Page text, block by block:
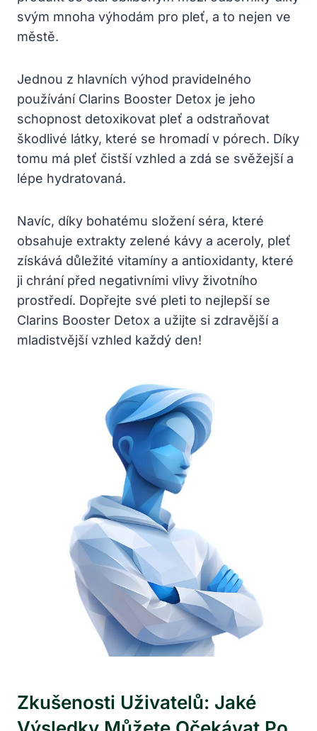
svým mnoha výhodám pro pleť, a to nejen ve
městě.
Jednou z hlavních výhod pravidelného
používání Clarins Booster Detox je jeho
schopnost detoxikovat pleť a odstraňovat
škodlivé látky, které se hromadí v pórech. Díky
tomu má pleť čistší vzhled a zdá se svěžejší a
lépe hydratovaná.
Navíc, díky bohatému složení séra, které
obsahuje extrakty zelené kávy a aceroly, pleť
získává důležité vitamíny a antioxidanty, které
ji chrání před negativními vlivy životního
prostředí. Dopřejte své pleti to nejlepší se
Clarins Booster Detox a užijte si zdravější a
mladistvější vzhled každý den!
Zkušenosti Uživatelů: Jaké